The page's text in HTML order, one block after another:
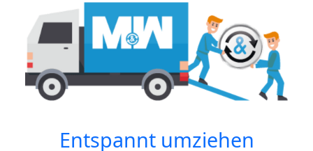
Entspannt umziehen